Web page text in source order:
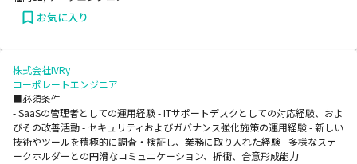
お気に入り
株式会社IVRy
コーポレートエンジニア
■必須条件
- SaaSの管理者としての運用経験 - ITサポートデスクとしての対応経験、およ
びその改善活動 - セキュリティおよびガバナンス強化施策の運用経験 - 新しい
技術やツールを積極的に調査・検証し、業務に取り入れた経験 - 多様なステ
ークホルダーとの円滑なコミュニケーション、折衝、合意形成能力